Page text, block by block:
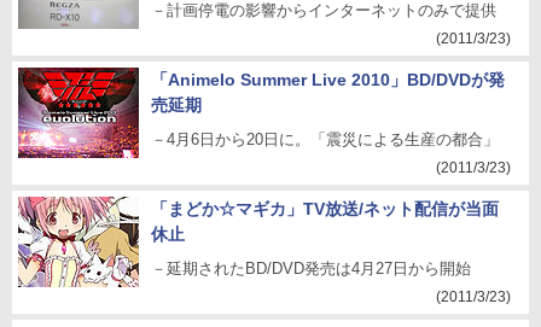
－計画停電の影響からインターネットのみで提供
(2011/3/23)
「Animelo Summer Live 2010」BD/DVDが発
売延期
－4月6日から20日に。「震災による生産の都合」
(2011/3/23)
「まどか☆マギカ」TV放送/ネット配信が当面
休止
－延期されたBD/DVD発売は4月27日から開始
(2011/3/23)